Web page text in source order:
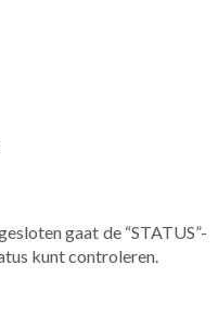
gaat de “STATUS”-
kunt controleren.